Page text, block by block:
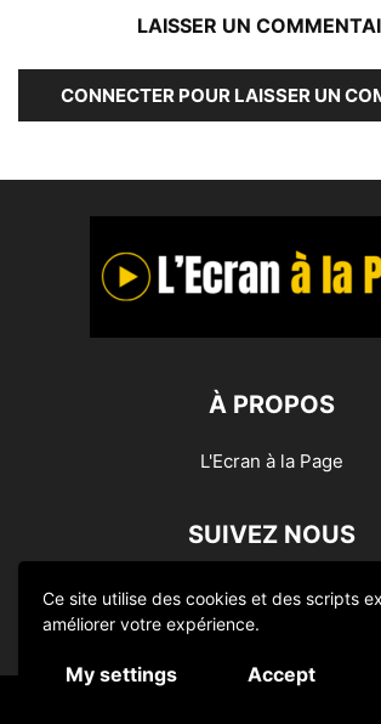
Ce site utilise des cookies et des scripts
améliorer votre expérience.
My settings Accept
LAISSER UN
CONNECTER POUR LAISSER UN
À PROPOS
L'Ecran à la Page
SUIVEZ NOUS